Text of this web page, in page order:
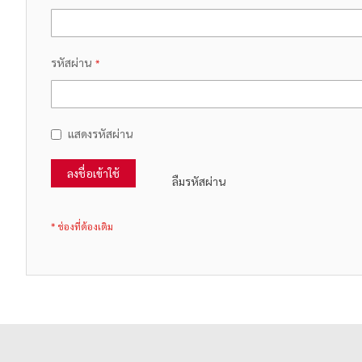
รหัสผ่าน
แสดงรหัสผ่าน
ลงชื่อเข้าใช้
ลืมรหัสผ่าน